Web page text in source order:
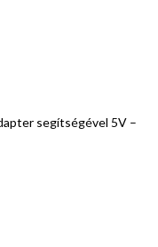
segítségével 5V –